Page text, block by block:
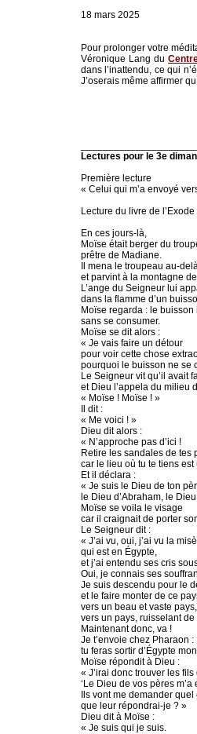
18 mars 2025
Pour prolonger votre
Véronique Lang du
dans l’inattendu, ce qui
J’oserais même affirmer
Lectures pour le 3e
Première lecture
« Celui qui m’a envoyé
Lecture du livre de l’Exode
En ces jours-là,
Moïse était berger du
prêtre de Madiane.
Il mena le troupeau au-
et parvint à la montagne
L’ange du Seigneur lui
dans la flamme d’un
Moïse regarda : le buisson
sans se consumer.
Moïse se dit alors :
« Je vais faire un détour
pour voir cette chose
pourquoi le buisson ne se
Le Seigneur vit qu’il avait
et Dieu l’appela du milieu
« Moïse ! Moïse ! »
Il dit :
« Me voici ! »
Dieu dit alors :
« N’approche pas d’ici !
Retire les sandales de tes
car le lieu où tu te tiens est
Et il déclara :
« Je suis le Dieu de ton
le Dieu d’Abraham, le
Moïse se voila le visage
car il craignait de porter
Le Seigneur dit :
« J’ai vu, oui, j’ai vu la
qui est en Égypte,
et j’ai entendu ses cris
Oui, je connais ses
Je suis descendu pour le
et le faire monter de ce
vers un beau et vaste pays,
vers un pays, ruisselant
Maintenant donc, va !
Je t’envoie chez Pharaon :
tu feras sortir d’Égypte
Moïse répondit à Dieu :
« J’irai donc trouver les
‘Le Dieu de vos pères m’a
Ils vont me demander
que leur répondrai-je ? »
Dieu dit à Moïse :
« Je suis qui je suis.